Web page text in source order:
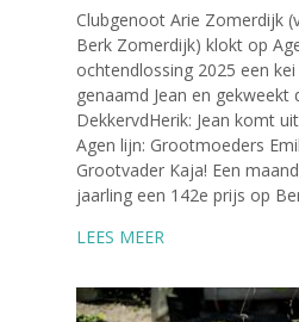
Clubgenoot Arie Zomerdijk
Berk Zomerdijk) klokt op
ochtendlossing 2025 een
genaamd Jean en
DekkervdHerik: Jean komt
Agen lijn: Grootmoeders
Grootvader Kaja! Een
jaarling een 142e prijs op
LEES MEER